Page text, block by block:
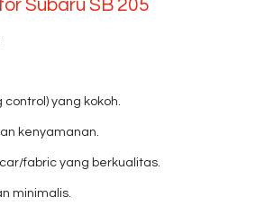
Subaru SB 205
control) yang kokoh.
kenyamanan.
fabric yang berkualitas.
minimalis.